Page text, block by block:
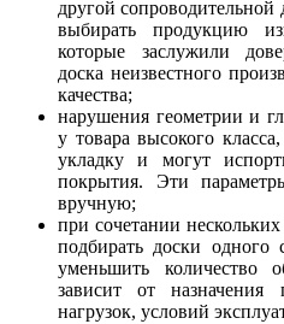
другой сопроводительной
выбирать продукцию
которые заслужили
доска неизвестного
качества;
нарушения геометрии и
у товара высокого
укладку и могут
покрытия. Эти
вручную;
при сочетании
подбирать доски одного
уменьшить количество
зависит от
нагрузок, условий